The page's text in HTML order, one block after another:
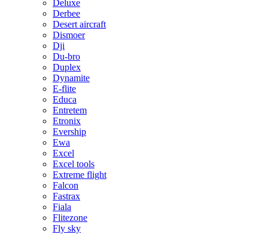
Deluxe
Derbee
Desert aircraft
Dismoer
Dji
Du-bro
Duplex
Dynamite
E-flite
Educa
Entretem
Etronix
Evership
Ewa
Excel
Excel tools
Extreme flight
Falcon
Fastrax
Fiala
Flitezone
Fly sky